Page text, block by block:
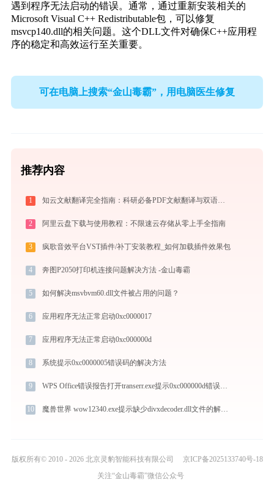
遇到程序无法启动的错误。通常，通过重新安装相关的
Microsoft Visual C++ Redistributable包，可以修复
msvcp140.dll的相关问题。这个DLL文件对确保C++应用程
序的稳定和高效运行至关重要。
可在电脑上搜索“金山毒霸”，用电脑医生修复
推荐内容
1 知云文献翻译完全指南：科研必备PDF文献翻译与双语对照阅读效率工具（2026最新）
2 阿里云盘下载与使用教程：不限速云存储从零上手全指南
3 疯歌音效平台VST插件/补丁安装教程_如何加载插件效果包
4 奔图P2050打印机连接问题解决方法 -金山毒霸
5 如何解决msvbvm60.dll文件被占用的问题？
6 应用程序无法正常启动0xc0000017
7 应用程序无法正常启动0xc000000d
8 系统提示0xc0000005错误码的解决方法
9 WPS Office错误报告打开transerr.exe提示0xc000000d错误码怎么办
10 魔兽世界 wow12340.exe提示缺少divxdecoder.dll文件的解决办法
版权所有© 2010 - 2026 北京灵豹智能科技有限公司
京ICP备2025133740号-18
关注“金山毒霸”微信公众号